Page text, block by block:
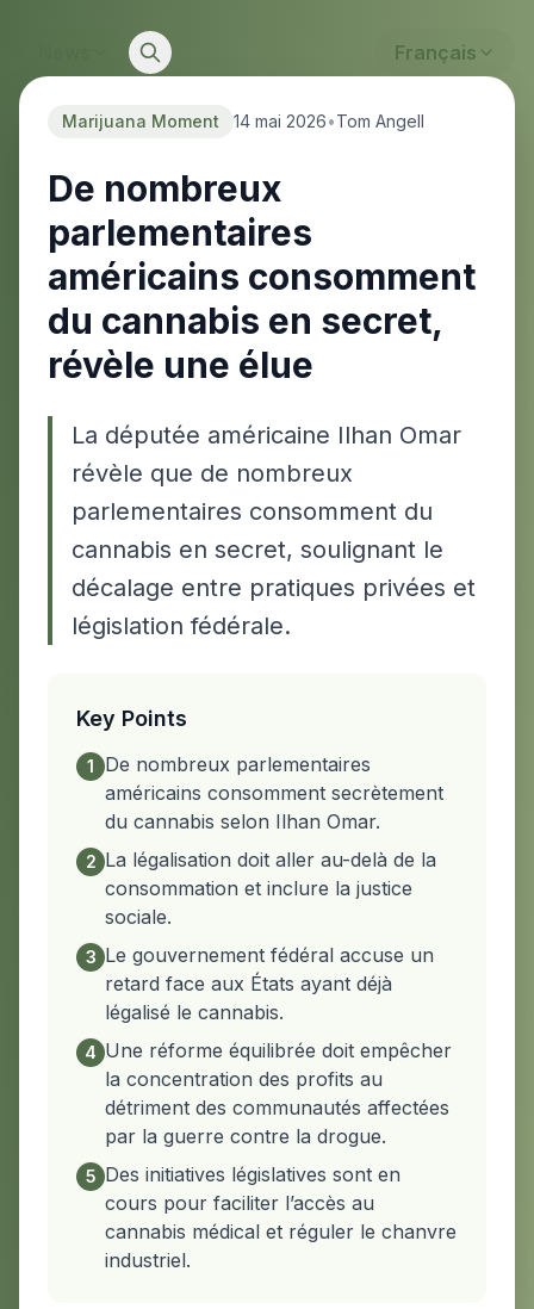
Français
Marijuana Moment 14 mai 2026•Tom Angell
De nombreux
parlementaires
américains consomment
du cannabis en secret,
révèle une élue
La députée américaine Ilhan Omar
révèle que de nombreux
parlementaires consomment du
cannabis en secret, soulignant le
décalage entre pratiques privées et
législation fédérale.
Key Points
1
De nombreux parlementaires
américains consomment secrètement
du cannabis selon Ilhan Omar.
2 La légalisation doit aller au-delà de la
consommation et inclure la justice
sociale.
3 Le gouvernement fédéral accuse un
retard face aux États ayant déjà
légalisé le cannabis.
4 Une réforme équilibrée doit empêcher
la concentration des profits au
détriment des communautés affectées
par la guerre contre la drogue.
5 Des initiatives législatives sont en
cours pour faciliter l’accès au
cannabis médical et réguler le chanvre
industriel.